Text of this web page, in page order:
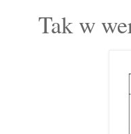
Tak w